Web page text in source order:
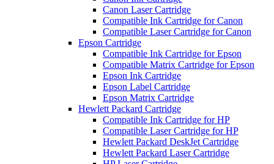
Canon Laser Cartridge
Compatible Ink Cartridge for Canon
Compatible Laser Cartridge for Canon
Epson Cartridge
Compatible Ink Cartridge for Epson
Compatible Matrix Cartridge for Epson
Epson Ink Cartridge
Epson Label Cartridge
Epson Matrix Cartridge
Hewlett Packard Cartridge
Compatible Ink Cartridge for HP
Compatible Laser Cartridge for HP
Hewlett Packard DeskJet Cartridge
Hewlett Packard Laser Cartridge